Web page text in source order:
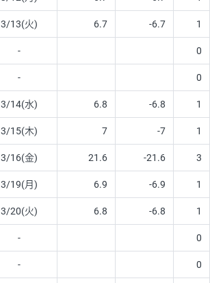
3/13(火) 6.7 -6.7 1
- 0
- 0
3/14(水) 6.8 -6.8 1
3/15(木) 7 -7 1
3/16(金) 21.6 -21.6 3
3/19(月) 6.9 -6.9 1
3/20(火) 6.8 -6.8 1
- 0
- 0